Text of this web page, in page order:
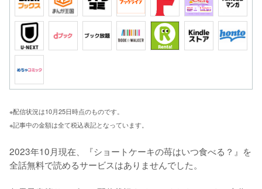
※配信状況は10月25日時点のものです。
※記事中の金額は全て税込表記となっています。
2023年10月現在、『ショートケーキの苺はいつ食べる？』を
全話無料で読めるサービスはありませんでした。